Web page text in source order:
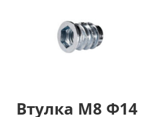
Втулка М8 Ф14